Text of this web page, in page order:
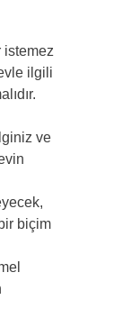
istemez
ilgili
ve
biçim